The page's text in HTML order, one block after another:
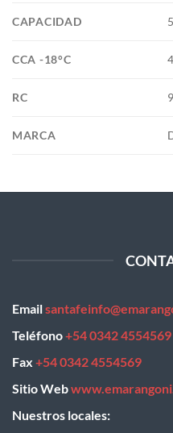
CAPACIDAD
CCA -18°C
RC
MARCA
Email
Teléfono+54 0342 4554569
Fax +54 0342 4554569
Sitio Web
Nuestros locales: